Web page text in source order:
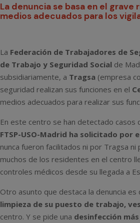
La denuncia se basa en el
medios adecuados para los
La Federación de Trabajadores de
de Trabajo y Seguridad Social de
subsidiariamente, a Tragsa (empresa
seguridad realizan sus funciones en el
medios adecuados para realizar sus
En este centro se han detectado casos
FTSP-USO-Madrid ha solicitado
nunca fueron facilitados ni por Tragsa
muchos de los residentes en el centro
controles médicos desde su llegada a
Otro asunto que destaca la denuncia es
limpieza de su puesto de trabajo,
centro. Y se pide una desinfección